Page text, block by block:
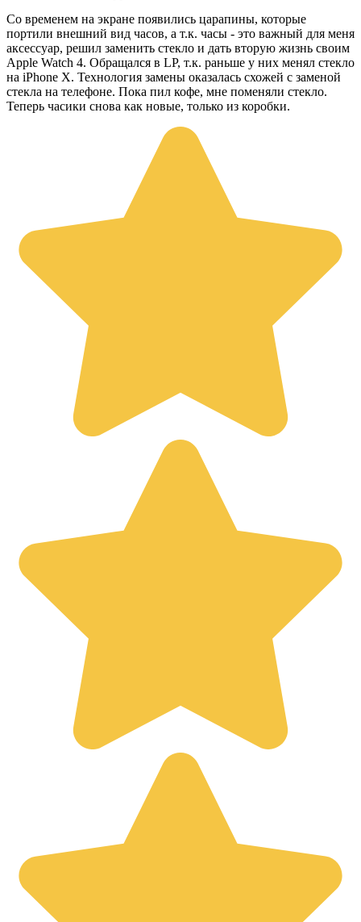
Со временем на экране появились царапины, которые
портили внешний вид часов, а т.к. часы - это важный для меня
аксессуар, решил заменить стекло и дать вторую жизнь своим
Apple Watch 4. Обращался в LP, т.к. раньше у них менял стекло
на iPhone X. Технология замены оказалась схожей с заменой
стекла на телефоне. Пока пил кофе, мне поменяли стекло.
Теперь часики снова как новые, только из коробки.